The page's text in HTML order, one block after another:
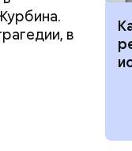
в
тысяч
при
кто может